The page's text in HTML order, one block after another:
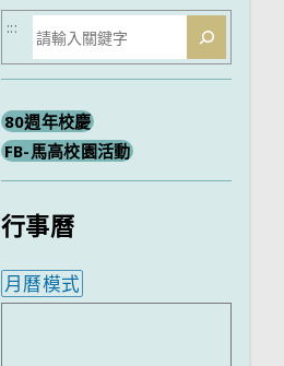
搜
尋
:::
80週年校慶
FB-馬高校園活動
行事曆
月曆模式